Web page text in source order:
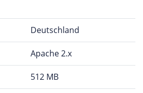
Deutschland
Apache 2.x
512 MB